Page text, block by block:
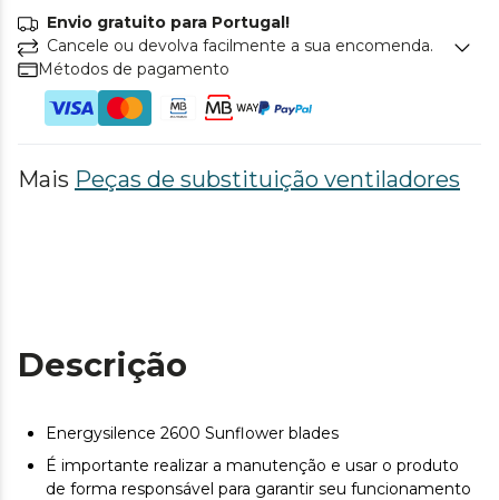
Envio gratuito para Portugal!
Cancele ou devolva facilmente a sua encomenda.
Métodos de pagamento
Mais Peças de substituição ventiladores
Descrição
Energysilence 2600 Sunflower blades
É importante realizar a manutenção e usar o produto
de forma responsável para garantir seu funcionamento